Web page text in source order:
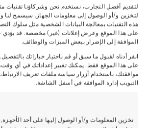
لتقديم أفضل التجارب، نستخدم نحن وشركاؤنا تقنيات
لتخزين و/أو الوصول إلى معلومات الجهاز. سيسمح لنا
هذه التقنيات بمعالجة البيانات الشخصية مثل سلوك
على هذا الموقع وعرض إعلانات (غير) مخصصة. قد
الموافقة إلى الإضرار ببعض الميزات والوظائف.
انقر أدناه لقبول ما سبق أو قم باختيار خياراتك
على هذا الموقع فقط. يمكنك تغيير إعداداتك في أي
موافقتك، باستخدام أزرار سياسة ملفات تعريف
التبويب إدارة الموافقة في أسفل الشاشة.
تخزين المعلومات و/أو الوصول إليها على أحد الأجهزة,